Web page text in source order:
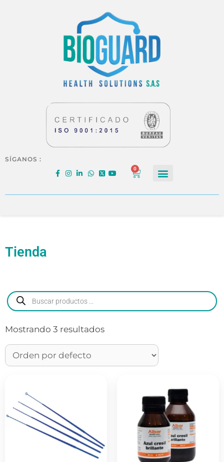
SÍGANOS :
0
Tienda
Mostrando 3 resultados